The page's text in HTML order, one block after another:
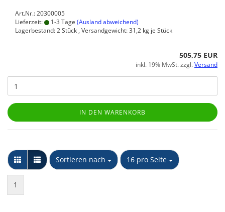
Art.Nr.: 20300005
Lieferzeit:
1-3 Tage (Ausland abweichend)
Lagerbestand: 2 Stück , Versandgewicht:31,2 kg je Stück
505,75 EUR
inkl. 19% MwSt. zzgl.Versand
IN DEN WARENKORB
Sortieren nach
Sortieren nach 16 pro Seite
pro Seite
1